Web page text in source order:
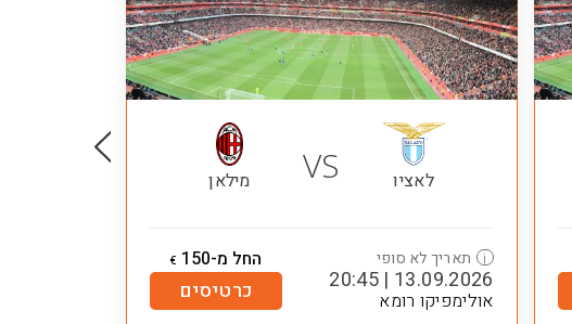
לאציו VS מילאן
i תאריך לא סופי
13.09.2026 | 20:45
אולימפיקו רומא
החל מ-150 €
כרטיסים